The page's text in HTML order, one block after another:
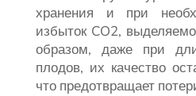
хранения и при
избыток CO2,
образом, даже при
плодов, их качество
что предотвращает